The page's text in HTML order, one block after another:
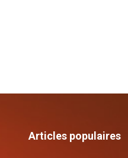
Articles populaires